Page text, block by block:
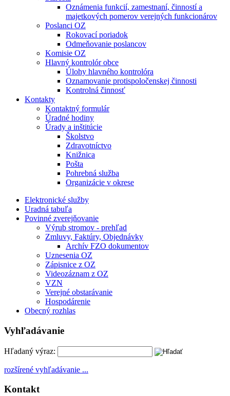
Oznámenia funkcií, zamestnaní, činností a
majetkových pomerov verejných funkcionárov
Poslanci OZ
Rokovací poriadok
Odmeňovanie poslancov
Komisie OZ
Hlavný kontrolór obce
Úlohy hlavného kontrolóra
Oznamovanie protispoločenskej činnosti
Kontrolná činnosť
Kontakty
Kontaktný formulár
Úradné hodiny
Úrady a inštitúcie
Školstvo
Zdravotníctvo
Knižnica
Pošta
Pohrebná služba
Organizácie v okrese
Elektronické služby
Uradná tabuľa
Povinné zverejňovanie
Výrub stromov - prehľad
Zmluvy, Faktúry, Objednávky
Archív FZO dokumentov
Uznesenia OZ
Zápisnice z OZ
Videozáznam z OZ
VZN
Verejné obstarávanie
Hospodárenie
Obecný rozhlas
Vyhľadávanie
Hľadaný výraz:
rozšírené vyhľadávanie ...
Kontakt